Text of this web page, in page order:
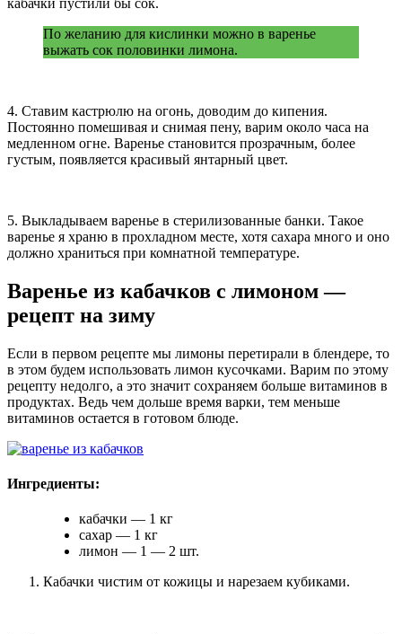
кабачки пустили бы сок.
По желанию для кислинки можно в варенье
выжать сок половинки лимона.
4. Ставим кастрюлю на огонь, доводим до кипения.
Постоянно помешивая и снимая пену, варим около часа на
медленном огне. Варенье становится прозрачным, более
густым, появляется красивый янтарный цвет.
5. Выкладываем варенье в стерилизованные банки. Такое
варенье я храню в прохладном месте, хотя сахара много и оно
должно храниться при комнатной температуре.
Варенье из кабачков с лимоном —
рецепт на зиму
Если в первом рецепте мы лимоны перетирали в блендере, то
в этом будем использовать лимон кусочками. Варим по этому
рецепту недолго, а это значит сохраняем больше витаминов в
продуктах. Ведь чем дольше время варки, тем меньше
витаминов остается в готовом блюде.
Ингредиенты:
кабачки — 1 кг
сахар — 1 кг
лимон — 1 — 2 шт.
Кабачки чистим от кожицы и нарезаем кубиками.